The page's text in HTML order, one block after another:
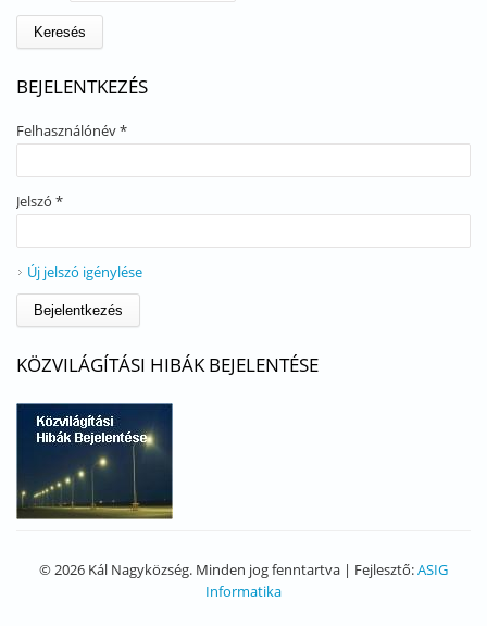
BEJELENTKEZÉS
Felhasználónév*
Jelszó *
Új jelszó igénylése
KÖZVILÁGÍTÁSI HIBÁK BEJELENTÉSE
© 2026 Kál Nagyközség. Minden jog fenntartva | Fejlesztő:ASIG
Informatika